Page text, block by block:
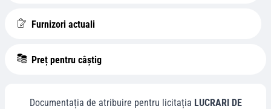
Furnizori actuali
Preț pentru câștig
Documentația de atribuire pentru licitația LUCRARI DE